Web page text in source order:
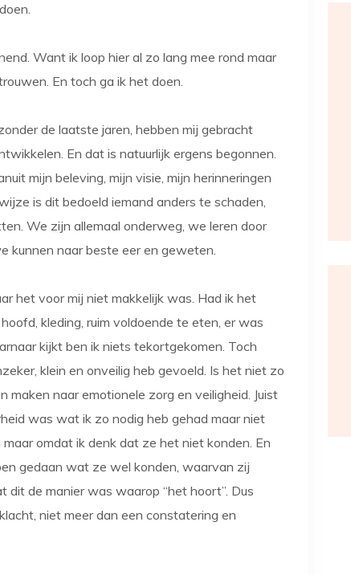
Want ik loop hier al zo lang mee rond maar
En toch ga ik het doen.
de laatste jaren, hebben mij gebracht
En dat is natuurlijk ergens begonnen.
mijn beleving, mijn visie, mijn herinneringen
is dit bedoeld iemand anders te schaden,
We zijn allemaal onderweg, we leren door
kunnen naar beste eer en geweten.
het voor mij niet makkelijk was. Had ik het
kleding, ruim voldoende te eten, er was
kijkt ben ik niets tekortgekomen. Toch
klein en onveilig heb gevoeld. Is het niet zo
naar emotionele zorg en veiligheid. Juist
was wat ik zo nodig heb gehad maar niet
omdat ik denk dat ze het niet konden. En
gedaan wat ze wel konden, waarvan zij
de manier was waarop “het hoort”. Dus
niet meer dan een constatering en